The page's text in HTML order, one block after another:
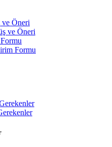
ve Öneri
ve Öneri
Formu